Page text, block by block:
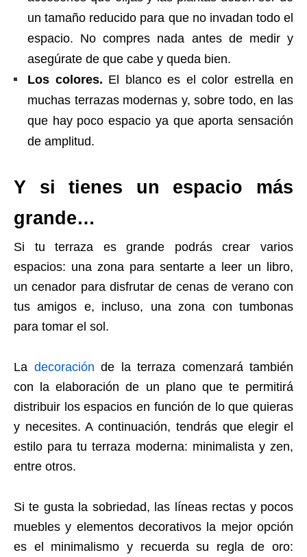
un tamaño reducido para que no invadan todo el
espacio. No compres nada antes de medir y
asegúrate de que cabe y queda bien.
Los colores. El blanco es el color estrella en
muchas terrazas modernas y, sobre todo, en las
que hay poco espacio ya que aporta sensación
de amplitud.
Y si tienes un espacio más
grande…
Si tu terraza es grande podrás crear varios
espacios: una zona para sentarte a leer un libro,
un cenador para disfrutar de cenas de verano con
tus amigos e, incluso, una zona con tumbonas
para tomar el sol.
La decoración de la terraza comenzará también
con la elaboración de un plano que te permitirá
distribuir los espacios en función de lo que quieras
y necesites. A continuación, tendrás que elegir el
estilo para tu terraza moderna: minimalista y zen,
entre otros.
Si te gusta la sobriedad, las líneas rectas y pocos
muebles y elementos decorativos la mejor opción
es el minimalismo y recuerda su regla de oro: